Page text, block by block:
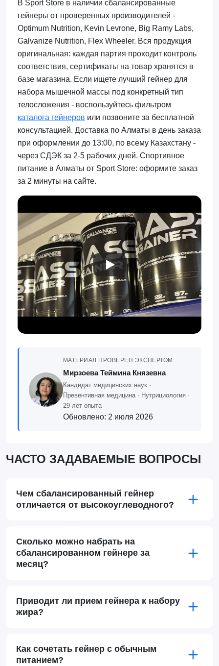
В Sport Store в наличии сбалансированные
гейнеры от проверенных производителей -
Optimum Nutrition, Kevin Levrone, Big Ramy Labs,
Galvanize Nutrition, Flex Wheeler. Вся продукция
оригинальная: каждая партия проходит контроль
соответствия, сертификаты на товар хранятся в
базе магазина. Если ищете лучший гейнер для
набора мышечной массы под конкретный тип
телосложения - воспользуйтесь фильтром
каталога гейнеров или позвоните за бесплатной
консультацией. Доставка по Алматы в день заказа
при оформлении до 13:00, по всему Казахстану -
через СДЭК за 2-5 рабочих дней. Спортивное
питание в Алматы от Sport Store: оформите заказ
за 2 минуты на сайте.
МАТЕРИАЛ ПРОВЕРЕН ЭКСПЕРТОМ
Мирзоева Теймина Князевна
Кандидат медицинских наук ·
Превентивная медицина · Нутрициология ·
29 лет опыта
Обновлено: 2 июля 2026
ЧАСТО ЗАДАВАЕМЫЕ ВОПРОСЫ
Чем сбалансированный гейнер
отличается от высокоуглеводного?
Сколько можно набрать на
сбалансированном гейнере за
месяц?
Приводит ли прием гейнера к набору
жира?
Как сочетать гейнер с обычным
питанием?